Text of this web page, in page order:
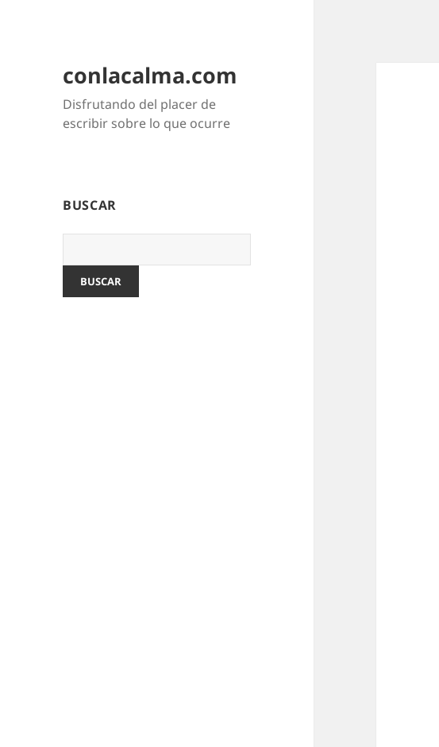
conlacalma.com
Disfrutando del placer de
escribir sobre lo que ocurre
BUSCAR